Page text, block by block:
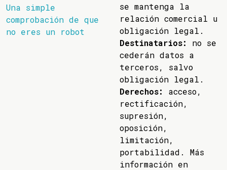
Una simple
comprobación de que
no eres un robot
se mantenga la
relación comercial u
obligación legal.
Destinatarios:
no se
cederán datos a
terceros, salvo
obligación legal.
Derechos:
acceso,
rectificación,
supresión,
oposición,
limitación,
portabilidad. Más
información en